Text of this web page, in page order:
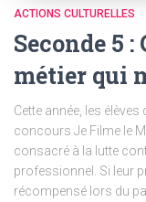
ACTIONS CULTURELLES
Seconde 5
métier qui
Cette année, les
concours Je Filme le
consacré à la lutte
professionnel. Si leur
récompensé lors du